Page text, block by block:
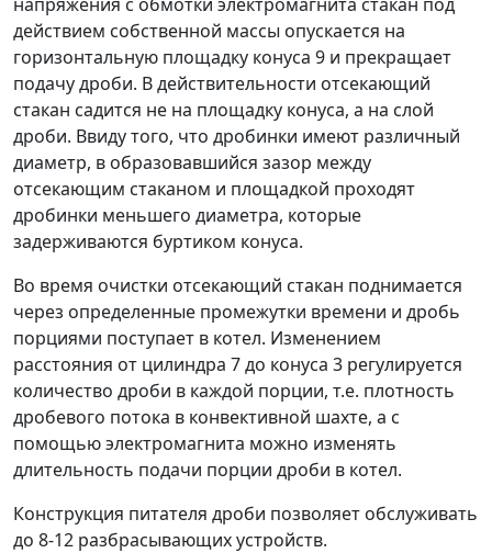
действием собственной массы опускается на
горизонтальную площадку конуса 9 и прекращает
подачу дроби. В действительности отсекающий
стакан садится не на площадку конуса, а на слой
дроби. Ввиду того, что дробинки имеют различный
диаметр, в образовавшийся зазор между
отсекающим стаканом и площадкой проходят
дробинки меньшего диаметра, которые
задерживаются буртиком конуса.
Во время очистки отсекающий стакан поднимается
через определенные промежутки времени и дробь
порциями поступает в котел. Изменением
расстояния от цилиндра 7 до конуса 3 регулируется
количество дроби в каждой порции, т.е. плотность
дробевого потока в конвективной шахте, а с
помощью электромагнита можно изменять
длительность подачи порции дроби в котел.
Конструкция питателя дроби позволяет обслуживать
до 8-12 разбрасывающих устройств.